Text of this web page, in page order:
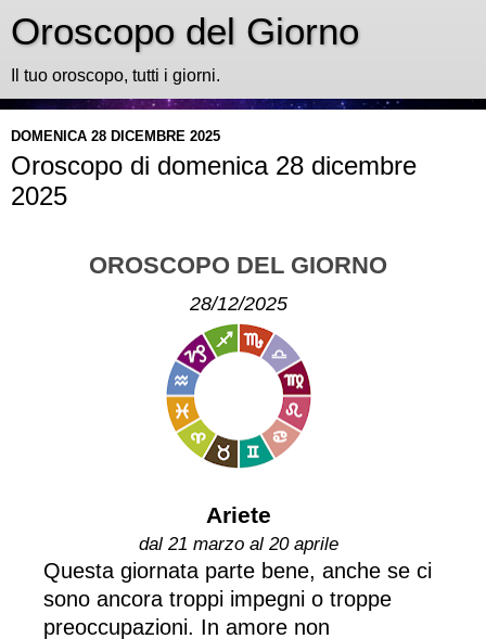
Oroscopo del Giorno
Il tuo oroscopo, tutti i giorni.
DOMENICA 28 DICEMBRE 2025
Oroscopo di domenica 28 dicembre
2025
OROSCOPO DEL GIORNO
28/12/2025
Ariete
dal 21 marzo al 20 aprile
Questa giornata parte bene, anche se ci
sono ancora troppi impegni o troppe
preoccupazioni. In amore non